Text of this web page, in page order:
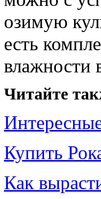
озимую
есть
влажности
Читайте
Купить
Как